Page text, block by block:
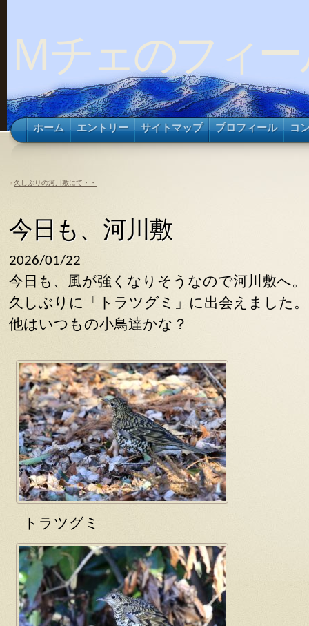
Ｍチェのフィ
ホーム エントリー サイトマップ プロフィール コ
« 久しぶりの河川敷にて・・
今日も、河川敷
2026/01/22
今日も、風が強くなりそうなので河川敷へ。
久しぶりに「トラツグミ」に出会えました。
他はいつもの小鳥達かな？
トラツグミ